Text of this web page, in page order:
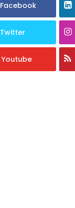
Facebook
Twitter
Youtube